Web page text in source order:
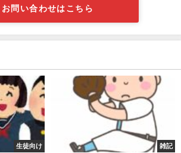
お問い合わせはこちら
生徒向け 雑記